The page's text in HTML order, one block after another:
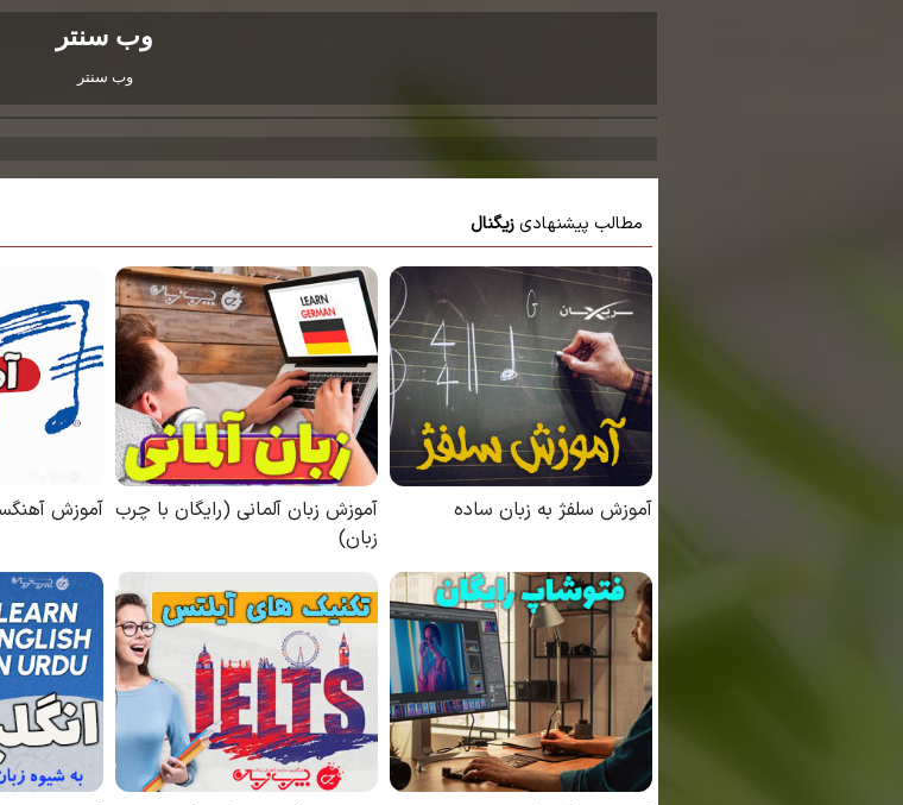
وب سنتر
وب سنتر